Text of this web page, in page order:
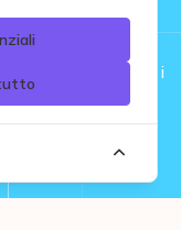
.
Tutti i